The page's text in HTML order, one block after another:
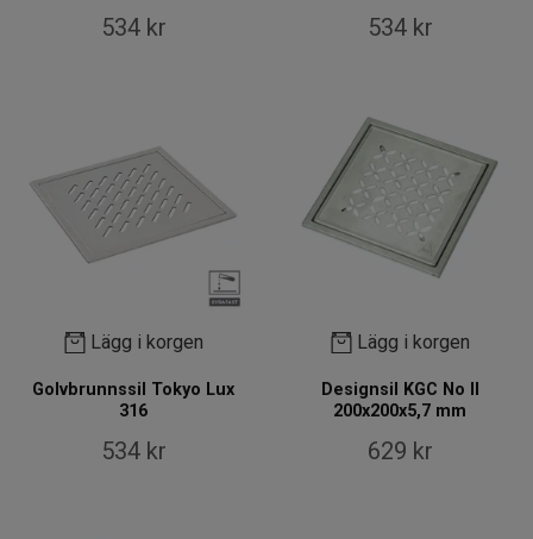
534 kr 534 kr
Lägg i korgen
Golvbrunnssil Tokyo Lux
316
534 kr
Lägg i korgen
Designsil KGC No II
200x200x5,7 mm
629 kr